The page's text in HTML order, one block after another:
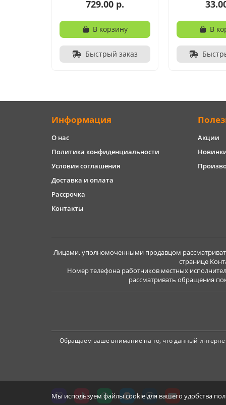
729.00 р.
В корзину
Быстрый заказ
В
Мы используем файлы cookie для вашего удобства
Информация
О нас
Политика конфиденциальности
Условия соглашения
Доставка и оплата
Рассрочка
Контакты
Акции
Лицами, уполномоченными продавцом
странице
Номер телефона работников местных
рассматривать обращения
Обращаем ваше внимание на то, что данный